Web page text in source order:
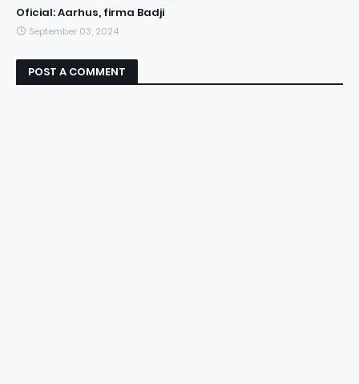
Oficial: Aarhus, firma Badji
September 03, 2024
POST A COMMENT